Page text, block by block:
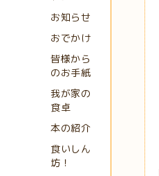
お知らせ
おでかけ
皆様から
のお手紙
我が家の
食卓
本の紹介
食いしん
坊！